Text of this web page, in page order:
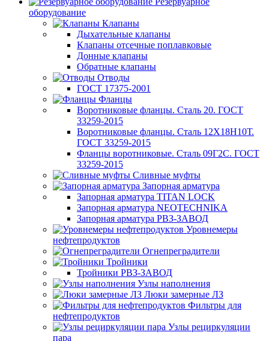
оборудование
Клапаны
Дыхательные клапаны
Клапаны отсечные поплавковые
Донные клапаны
Обратные клапаны
Отводы
ГОСТ 17375-2001
Фланцы
Воротниковые фланцы. Сталь 20. ГОСТ
33259-2015
Воротниковые фланцы. Сталь 12Х18Н10Т.
ГОСТ 33259-2015
Фланцы воротниковые. Сталь 09Г2С. ГОСТ
33259-2015
Сливные муфты
Запорная арматура
Запорная арматура TITAN LOCK
Запорная арматура NEOTECHNIKA
Запорная арматура РВЗ-ЗАВОД
Уровнемеры
нефтепродуктов
Огнепреградители
Тройники
Тройники РВЗ-ЗАВОД
Узлы наполнения
Люки замерные ЛЗ
Фильтры для
нефтепродуктов
Узлы рециркуляции
пара